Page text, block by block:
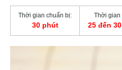
Thời gian chuẩn bị:
30 phút
Thời gian
25 đến